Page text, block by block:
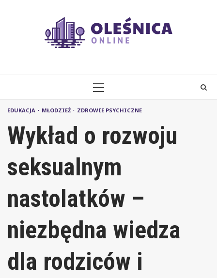
PRIMARY
EDUKACJA MŁODZIEŻ ZDROWIE PSYCHICZNE
Wykład o rozwoju
seksualnym
nastolatków –
niezbędna wiedza
dla rodziców i